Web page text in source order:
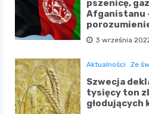
pszenicę,
Afganistanu
3 września
Aktualności Ze
Szwecja
tysięcy ton
głodujących